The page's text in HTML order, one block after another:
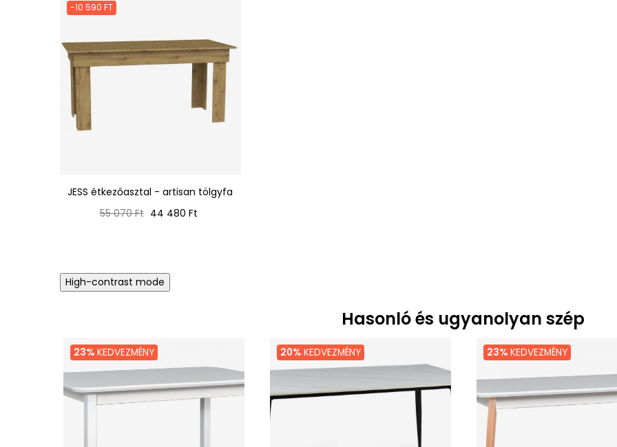
-10 590 FT
JESS étkezőasztal - artisan tölgyfa
Normál
55 070 Ft Ár
44 480 Ft
High-contrast mode
Hasonló és ugyanolyan szép
23% KEDVEZMÉNY 20% KEDVEZMÉNY 23% KEDVEZMÉNY